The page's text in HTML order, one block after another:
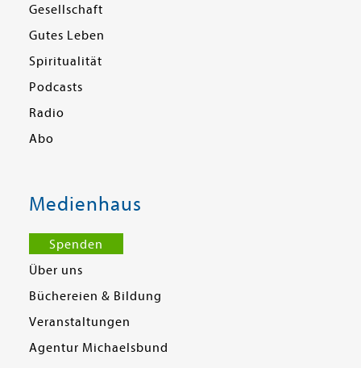
Gesellschaft
Gutes Leben
Spiritualität
Podcasts
Radio
Abo
Medienhaus
Spenden
Über uns
Büchereien & Bildung
Veranstaltungen
Agentur Michaelsbund